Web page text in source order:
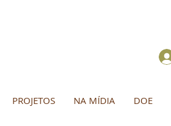
PROJETOS NA MÍDIA DOE